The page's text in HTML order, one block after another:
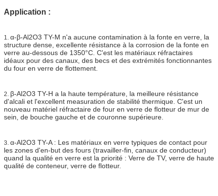
Application :
1. α-β-Al2O3 TY-M n'a aucune contamination à la fonte en verre, la
structure dense, excellente résistance à la corrosion de la fonte en
verre au-dessous de 1350°C. C'est les matériaux réfractaires
idéaux pour des canaux, des becs et des extrémités fonctionnantes
du four en verre de flottement.
2. β-Al2O3 TY-H a la haute température, la meilleure résistance
d'alcali et l'excellent measuration de stabilité thermique. C'est un
nouveau matériel réfractaire de four en verre de flotteur de mur de
sein, de bouche gauche et de couronne supérieure.
3. α-Al2O3 TY-A : Les matériaux en verre typiques de contact pour
les zones d'en-but des fours (travailler-fin, canaux de conducteur)
quand la qualité en verre est la priorité : Verre de TV, verre de haute
qualité de conteneur, verre de flotteur.